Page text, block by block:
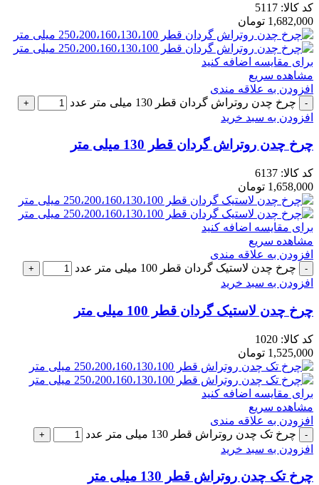
کد کالا: 5117
1,682,000 تومان
برای مقایسه اضافه کنید
مشاهده سریع
افزودن به علاقه مندی
چرخ چدن روتراش گردان قطر 130 میلی متر عدد
افزودن به سبد خرید
چرخ چدن روتراش گردان قطر 130 میلی متر
کد کالا: 6137
1,658,000 تومان
برای مقایسه اضافه کنید
مشاهده سریع
افزودن به علاقه مندی
چرخ چدن لاستیک گردان قطر 100 میلی متر عدد
افزودن به سبد خرید
چرخ چدن لاستیک گردان قطر 100 میلی متر
کد کالا: 1020
1,525,000 تومان
برای مقایسه اضافه کنید
مشاهده سریع
افزودن به علاقه مندی
چرخ تک چدن روتراش قطر 130 میلی متر عدد
افزودن به سبد خرید
چرخ تک چدن روتراش قطر 130 میلی متر